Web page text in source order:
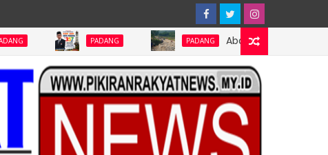
PADANG PADANG
Abaikan Keterbukaan